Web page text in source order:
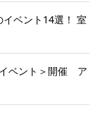
イベント14選！ 室
ベント＞開催 ア